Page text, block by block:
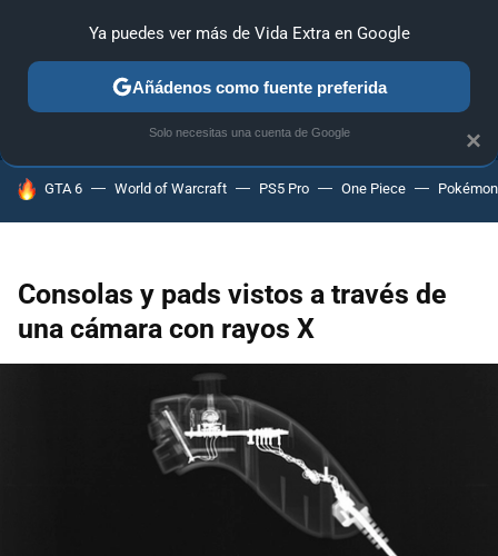
ANÁLISIS GUÍAS Y TRUCOS PC SONY NINTENDO
HOY SE HABLA DE
GTA 6 World of Warcraft PS5 Pro One Piece Pokémon
Consolas y pads vistos a través de
una cámara con rayos X
×
Ya puedes ver más de Vida Extra en Google
Añádenos como fuente preferida
Solo necesitas una cuenta de Google